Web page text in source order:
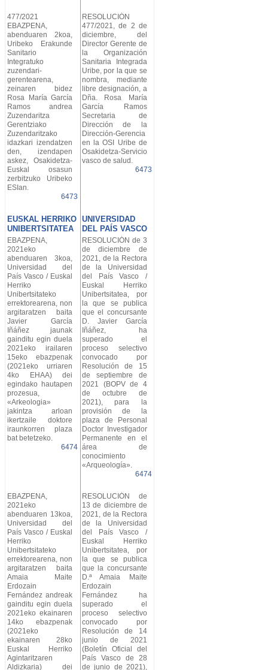
477/2021
EBAZPENA,
abenduaren 2koa,
Uribeko Erakunde
Sanitario
Integratuko
zuzendari-
gerentearena,
zeinaren bidez
Rosa María García
Ramos andrea
Zuzendaritza
Gerentziako
Zuzendaritzako
idazkari izendatzen
den, izendapen
askez, Osakidetza-
Euskal osasun
zerbitzuko Uribeko
ESIan.
6473
RESOLUCIÓN
477/2021, de 2 de
diciembre, del
Director Gerente de
la Organización
Sanitaria Integrada
Uribe, por la que se
nombra, mediante
libre designación, a
Dña. Rosa María
García Ramos
Secretaria de
Dirección de la
Dirección-Gerencia
en la OSI Uribe de
Osakidetza-Servicio
vasco de salud.
6473
EUSKAL HERRIKO
UNIBERTSITATEA
UNIVERSIDAD
DEL PAÍS VASCO
EBAZPENA,
2021eko
abenduaren 3koa,
Universidad del
País Vasco / Euskal
Herriko
Unibertsitateko
errektorearena, non
argitaratzen baita
Javier García
Iñáñez jaunak
gainditu egin duela
2021eko irailaren
15eko ebazpenak
(2021eko urriaren
4ko EHAA) dei
egindako hautapen
prozesua,
«Arkeologia»
jakintza arloan
ikertzaile doktore
iraunkorren plaza
bat betetzeko.
6474
RESOLUCIÓN de 3
de diciembre de
2021, de la Rectora
de la Universidad
del País Vasco /
Euskal Herriko
Unibertsitatea, por
la que se publica
que el concursante
D. Javier García
Iñáñez, ha
superado el
proceso selectivo
convocado por
Resolución de 15
de septiembre de
2021 (BOPV de 4
de octubre de
2021), para la
provisión de la
plaza de Personal
Doctor Investigador
Permanente en el
área de
conocimiento
«Arqueología».
6474
EBAZPENA,
2021eko
abenduaren 13koa,
Universidad del
País Vasco / Euskal
Herriko
Unibertsitateko
errektorearena, non
argitaratzen baita
Amaia Maite
Erdozain
Fernández andreak
gainditu egin duela
2021eko ekainaren
14ko ebazpenak
(2021eko
ekainaren 28ko
Euskal Herriko
Agintaritzaren
Aldizkaria) dei
RESOLUCIÓN de
13 de diciembre de
2021, de la Rectora
de la Universidad
del País Vasco /
Euskal Herriko
Unibertsitatea, por
la que se publica
que la concursante
D.ª Amaia Maite
Erdozain
Fernández ha
superado el
proceso selectivo
convocado por
Resolución de 14
junio de 2021
(Boletín Oficial del
País Vasco de 28
de junio de 2021),